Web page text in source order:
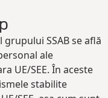
SSAB se află
ale
UE/SEE. În aceste
stabilite